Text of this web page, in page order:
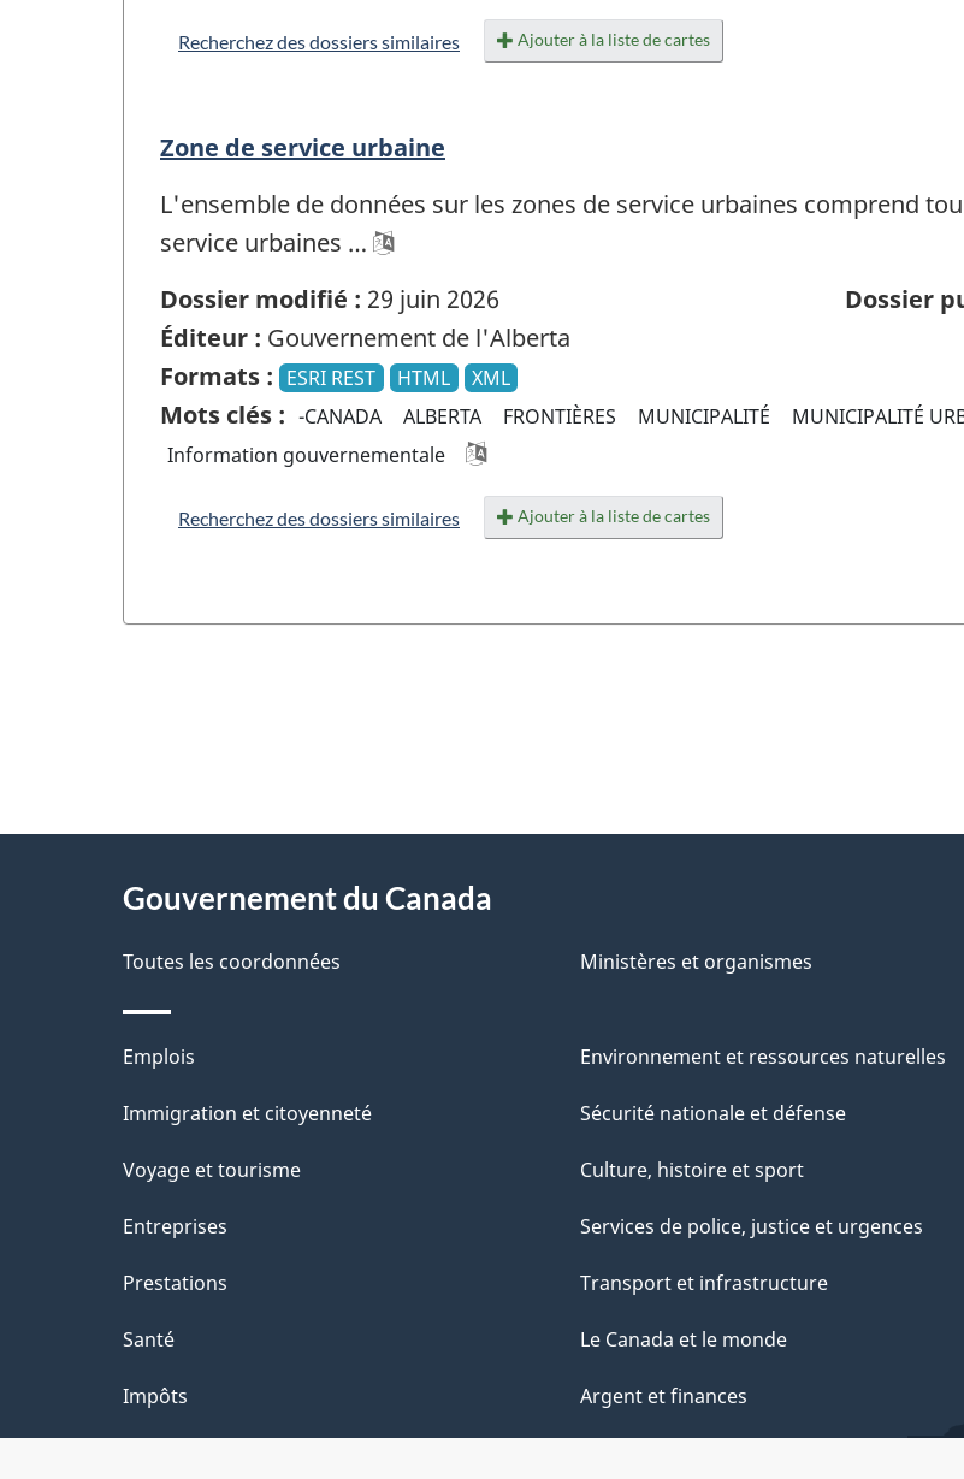
Recherchez des dossiers similaires Ajouter à la liste de cartes
Zone de service urbaine
L'ensemble de données sur les zones de service urbaines comprend
service urbaines …
Dossier modifié : 29 juin 2026 Dossier
Éditeur : Gouvernement de l'Alberta
Formats : ESRI REST HTML XML
Mots clés : -CANADA ALBERTA FRONTIÈRES MUNICIPALITÉ MUNICIPALITÉ
Information gouvernementale
Recherchez des dossiers similaires Ajouter à la liste de cartes
D
é
t
a
i
l
d
e
l
p
a
g
e
Gouvernement du Canada
Toutes les coordonnées Ministères et organismes
Thèmes
et
Emplois
Immigration et citoyenneté
Voyage et tourisme
Entreprises
Prestations
Santé
Impôts
Environnement et ressources naturelles
Sécurité nationale et défense
Culture, histoire et sport
Services de police, justice et urgences
Transport et infrastructure
Le Canada et le monde
Argent et finances